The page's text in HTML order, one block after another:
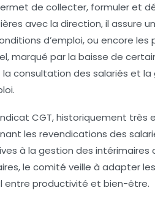
de collecter, formuler et
avec la direction, il assure
d’emploi, ou encore
marqué par la baisse de
la consultation des salariés et
CGT, historiquement très
les revendications des
à la gestion des
le comité veille à adapter
entre productivité et bien-être.